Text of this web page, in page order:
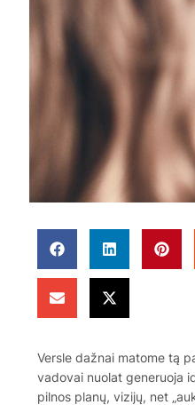
Versle dažnai matome tą
vadovai nuolat generuoja
pilnos planų, vizijų, net